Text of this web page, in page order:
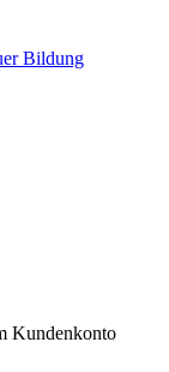
Bildung
Kundenkonto